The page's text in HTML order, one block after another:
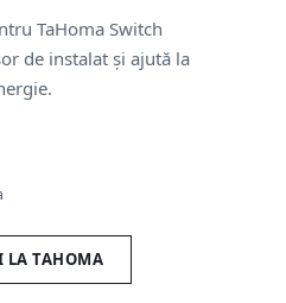
TaHoma Switch
de instalat și ajută la
LA TAHOMA